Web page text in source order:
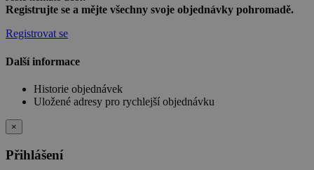
Registrujte se a mějte všechny svoje objednávky pohromadě.
Registrovat se
Další informace
Historie objednávek
Uložené adresy pro rychlejší objednávku
×
Přihlášení